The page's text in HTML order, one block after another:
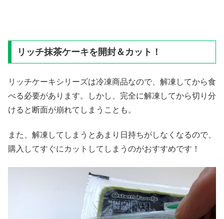
リッチ抹茶ケーキを開封＆カット！
リッチケーキシリーズは冷凍商品なので、解凍してから食
べる必要があります。しかし、完全に解凍してから切り分
けると断面が崩れてしまうことも。
また、解凍してしまうとあまり日持ちがしなくなるので、
購入してすぐにカットしてしまうのがおすすめです！